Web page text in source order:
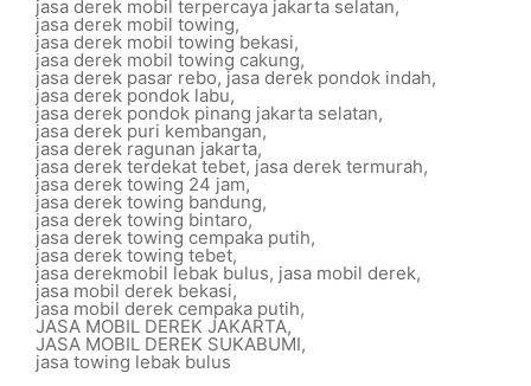
jasa derek mobil terpercaya jakarta selatan,
jasa derek mobil towing,
jasa derek mobil towing bekasi,
jasa derek mobil towing cakung,
jasa derek pasar rebo, jasa derek pondok indah,
jasa derek pondok labu,
jasa derek pondok pinang jakarta selatan,
jasa derek puri kembangan,
jasa derek ragunan jakarta,
jasa derek terdekat tebet, jasa derek termurah,
jasa derek towing 24 jam,
jasa derek towing bandung,
jasa derek towing bintaro,
jasa derek towing cempaka putih,
jasa derek towing tebet,
jasa derekmobil lebak bulus, jasa mobil derek,
jasa mobil derek bekasi,
jasa mobil derek cempaka putih,
JASA MOBIL DEREK JAKARTA,
JASA MOBIL DEREK SUKABUMI,
jasa towing lebak bulus